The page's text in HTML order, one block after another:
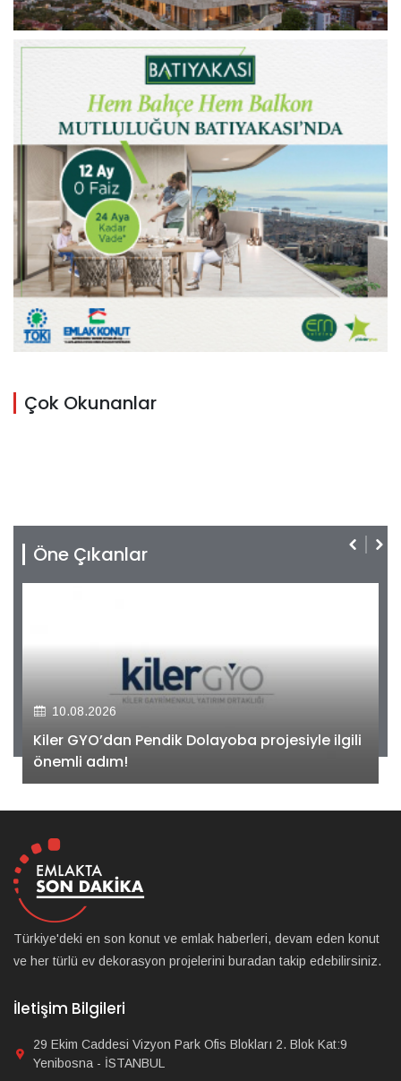
Çok Okunanlar
Öne Çıkanlar
10.08.2026
Kiler GYO’dan Pendik Dolayoba projesiyle ilgili
önemli adım!
Türkiye'deki en son konut ve emlak haberleri, devam eden konut
ve her türlü ev dekorasyon projelerini buradan takip edebilirsiniz.
İletişim Bilgileri
29 Ekim Caddesi Vizyon Park Ofis Blokları 2. Blok Kat:9
Yenibosna - İSTANBUL